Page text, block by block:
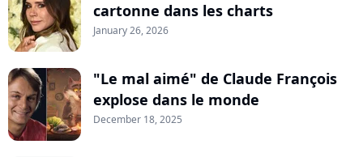
cartonne dans les charts
January 26, 2026
"Le mal aimé" de Claude François
explose dans le monde
December 18, 2025